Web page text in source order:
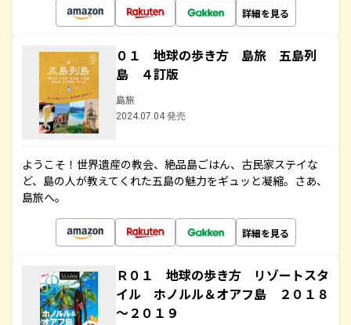
詳細を見る
０１ 地球の歩き方 島旅 五島列
島 ４訂版
島旅
2024.07.04 発売
ようこそ！世界遺産の教会、絶品島ごはん、古民家ステイな
ど、島の人が教えてくれた五島の魅力をギュッと凝縮。さあ、
島旅へ。
詳細を見る
Ｒ０１ 地球の歩き方 リゾートスタ
イル ホノルル＆オアフ島 ２０１８
～２０１９